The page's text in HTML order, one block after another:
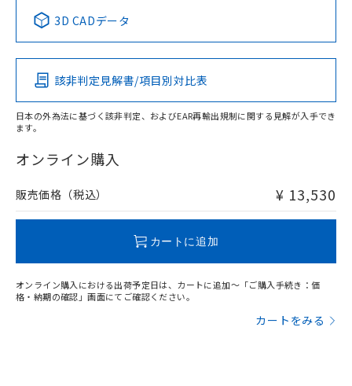
上、n: 12mm以上
検出領域
Pb Hg Cd Cr(VI)
O
在庫等で未対応品が混在する可能性があります。
問い合わせください。
この製品の規格認証/適合状況ページへ
その他の認証はこちらのページからご検索ください
3D CADデータ
該非判定見解書/項目別対比表
日本の外為法に基づく該非判定、およびEAR再輸出規制に関する見解が入手でき
ます。
オンライン購入
販売価格（税込） ¥ 13,530
カートに追加
オンライン購入における出荷予定日は、カートに追加～「ご購入手続き：価
格・納期の確認」画面にてご確認ください。
カートをみる